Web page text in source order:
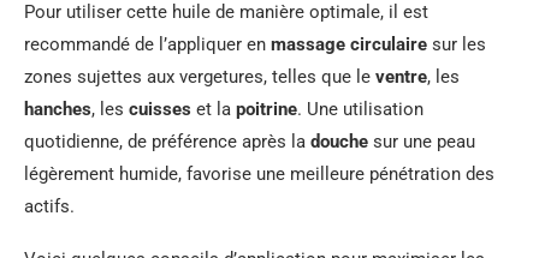
Pour utiliser cette huile de manière optimale, il est
recommandé de l’appliquer en massage circulaire sur les
zones sujettes aux vergetures, telles que le ventre, les
hanches, les cuisses et la poitrine. Une utilisation
quotidienne, de préférence après la douche sur une peau
légèrement humide, favorise une meilleure pénétration des
actifs.